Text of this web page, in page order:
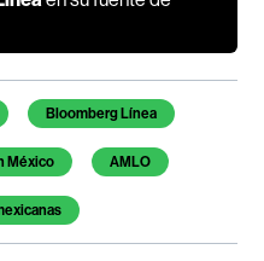
Bloomberg Línea
México AMLO